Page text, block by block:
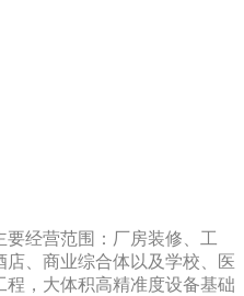
经营范围：厂房装修、工
、商业综合体以及学校、医
，大体积高精准度设备基础